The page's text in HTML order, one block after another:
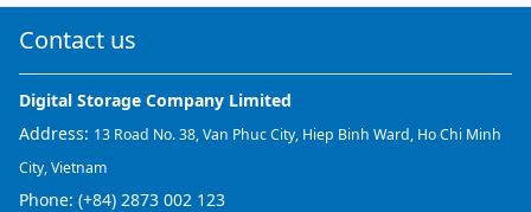
Contact us
Digital Storage Company Limited
Address: 13 Road No. 38, Van Phuc City, Hiep Binh Ward, Ho Chi Minh
City, Vietnam
Phone: (+84) 2873 002 123